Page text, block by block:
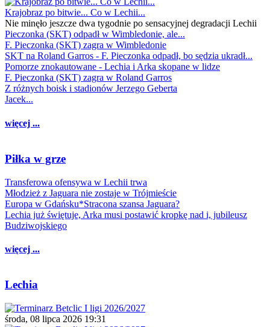
Krajobraz po bitwie... Co w Lechii...
Nie minęło jeszcze dwa tygodnie po sensacyjnej degradacji Lechii
Pieczonka (SKT) odpadł w Wimbledonie, ale...
F. Pieczonka (SKT) zagra w Wimbledonie
SKT na Roland Garros - F. Pieczonka odpadł, bo sędzia ukradł...
Pomorze znokautowane - Lechia i Arka skopane w lidze
F. Pieczonka (SKT) zagra w Roland Garros
Z różnych boisk i stadionów Jerzego Geberta
Jacek...
więcej ...
Piłka w grze
Transferowa ofensywa w Lechii trwa
Młodzież z Jaguara nie zostaje w Trójmieście
Europa w Gdańsku*Stracona szansa Jaguara?
Lechia już świętuje, Arka musi postawić kropkę nad i, jubileusz
Budziwojskiego
więcej ...
Lechia
środa, 08 lipca 2026 19:31